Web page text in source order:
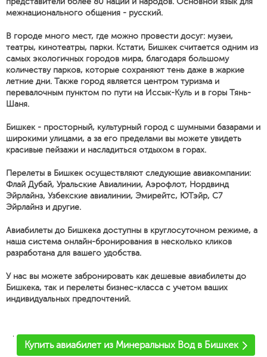
межнационального общения - русский.
В городе много мест, где можно провести досуг: музеи,
театры, кинотеатры, парки. Кстати, Бишкек считается одним из
самых экологичных городов мира, благодаря большому
количеству парков, которые сохраняют тень даже в жаркие
летние дни. Также город является центром туризма и
перевалочным пунктом по пути на Иссык-Куль и в горы Тянь-
Шаня.
Бишкек - просторный, культурный город с шумными базарами и
широкими улицами, а за его пределами вы можете увидеть
красивые пейзажи и насладиться отдыхом в горах.
Перелеты в Бишкек осуществляют следующие авиакомпании:
Флай Дубай, Уральские Авиалинии, Аэрофлот, Нордвинд
Эйрлайнз, Узбекские авиалинии, Эмирейтс, ЮТэйр, С7
Эйрлайнз и другие.
Авиабилеты до Бишкека доступны в круглосуточном режиме, а
наша система онлайн-бронирования в несколько кликов
разработана для вашего удобства.
У нас вы можете забронировать как дешевые авиабилеты до
Бишкека, так и перелеты бизнес-класса с учетом ваших
индивидуальных предпочтений.
'
Купить авиабилет из Минеральных Вод в Бишкек